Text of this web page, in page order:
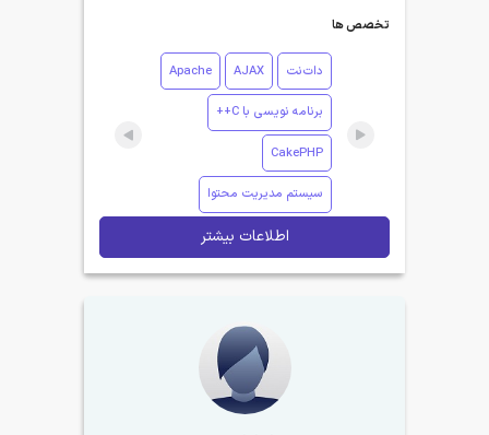
تخصص ها
دات‌نت AJAX
Apache
برنامه نویسی با C++
CakePHP
سیستم مدیریت محتوا
اطلاعات بیشتر